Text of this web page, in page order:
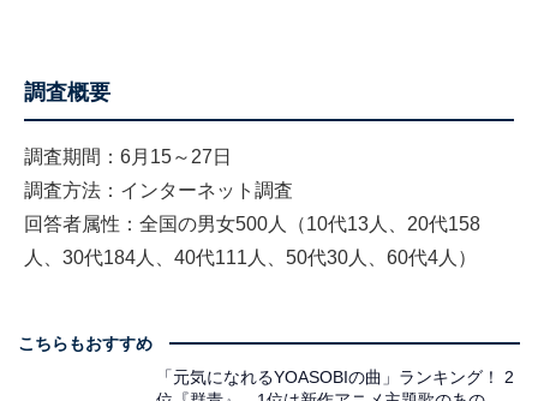
調査概要
調査期間：6月15～27日
調査方法：インターネット調査
回答者属性：全国の男女500人（10代13人、20代158
人、30代184人、40代111人、50代30人、60代4人）
こちらもおすすめ
「元気になれるYOASOBIの曲」ランキング！ 2